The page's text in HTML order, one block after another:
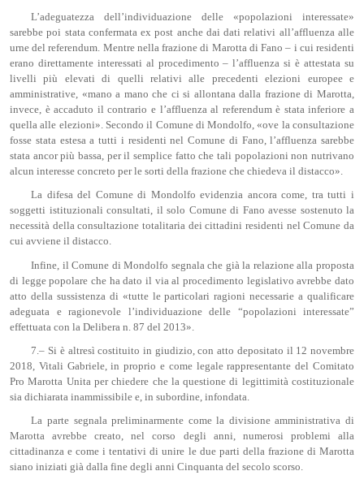
L’adeguatezza dell’individuazione delle «popolazioni interessate»
sarebbe poi stata confermata ex post anche dai dati relativi all’affluenza alle
urne del referendum. Mentre nella frazione di Marotta di Fano – i cui residenti
erano direttamente interessati al procedimento – l’affluenza si è attestata su
livelli più elevati di quelli relativi alle precedenti elezioni europee e
amministrative, «mano a mano che ci si allontana dalla frazione di Marotta,
invece, è accaduto il contrario e l’affluenza al referendum è stata inferiore a
quella alle elezioni». Secondo il Comune di Mondolfo, «ove la consultazione
fosse stata estesa a tutti i residenti nel Comune di Fano, l’affluenza sarebbe
stata ancor più bassa, per il semplice fatto che tali popolazioni non nutrivano
alcun interesse concreto per le sorti della frazione che chiedeva il distacco».
La difesa del Comune di Mondolfo evidenzia ancora come, tra tutti i
soggetti istituzionali consultati, il solo Comune di Fano avesse sostenuto la
necessità della consultazione totalitaria dei cittadini residenti nel Comune da
cui avviene il distacco.
Infine, il Comune di Mondolfo segnala che già la relazione alla proposta
di legge popolare che ha dato il via al procedimento legislativo avrebbe dato
atto della sussistenza di «tutte le particolari ragioni necessarie a qualificare
adeguata e ragionevole l’individuazione delle “popolazioni interessate”
effettuata con la Delibera n. 87 del 2013».
7.– Si è altresì costituito in giudizio, con atto depositato il 12 novembre
2018, Vitali Gabriele, in proprio e come legale rappresentante del Comitato
Pro Marotta Unita per chiedere che la questione di legittimità costituzionale
sia dichiarata inammissibile e, in subordine, infondata.
La parte segnala preliminarmente come la divisione amministrativa di
Marotta avrebbe creato, nel corso degli anni, numerosi problemi alla
cittadinanza e come i tentativi di unire le due parti della frazione di Marotta
siano iniziati già dalla fine degli anni Cinquanta del secolo scorso.